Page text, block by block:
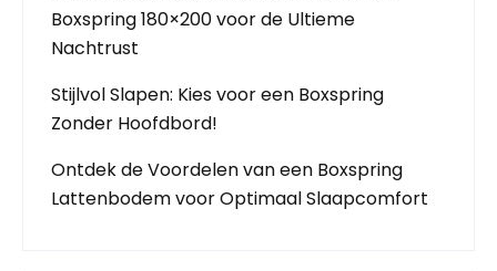
Boxspring 180×200 voor de Ultieme
Nachtrust
Stijlvol Slapen: Kies voor een Boxspring
Zonder Hoofdbord!
Ontdek de Voordelen van een Boxspring
Lattenbodem voor Optimaal Slaapcomfort